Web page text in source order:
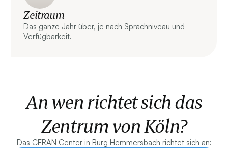
Zeitraum
Das ganze Jahr über, je nach Sprachniveau und
Verfügbarkeit.
An wen richtet sich das
Zentrum von Köln?
Das CERAN Center in Burg Hemmersbach richtet sich an: